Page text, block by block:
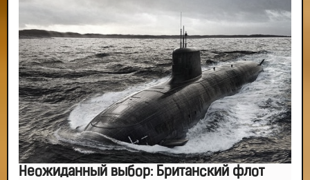
Неожиданный выбор: Британский флот